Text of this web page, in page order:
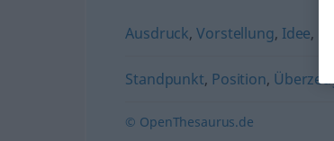
Ausdruck,Vorstellung, Idee,
Standpunkt, Position,
© OpenThesaurus.de